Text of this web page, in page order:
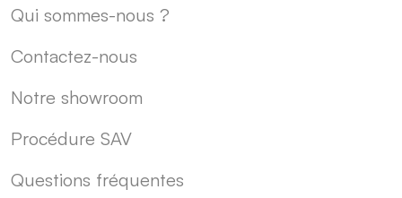
Qui sommes-nous ?
Contactez-nous
Notre showroom
Procédure SAV
Questions fréquentes